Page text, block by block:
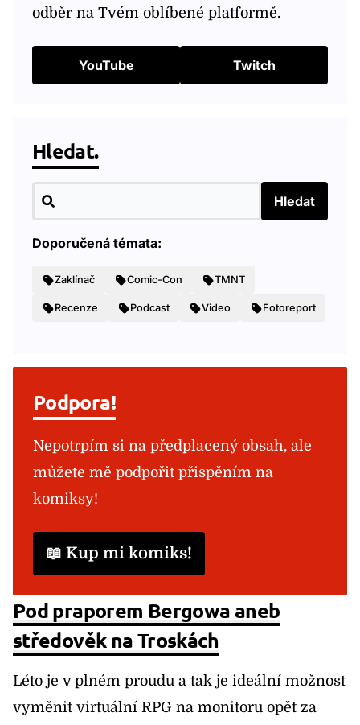
odběr na Tvém oblíbené platformě.
YouTube Twitch
Hledat.
Hledat
Doporučená témata:
Zaklínač Comic-Con TMNT
Recenze Podcast Video Fotoreport
Podpora!
Nepotrpím si na předplacený obsah, ale
můžete mě podpořit přispěním na
komiksy!
📖 Kup mi komiks!
Pod praporem Bergowa aneb
středověk na Troskách
Léto je v plném proudu a tak je ideální možnost
vyměnit virtuální RPG na monitoru opět za